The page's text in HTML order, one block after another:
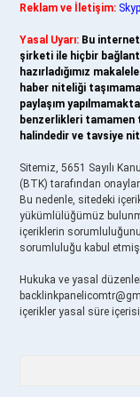
Reklam ve İletişim:
Yasal Uyarı: Bu
şirketi ile hiçbir
hazırladığımız
haber niteliği
paylaşım
benzerlikleri
halindedir ve tavsiye
Sitemiz, 5651 Sayılı
(BTK) tarafından
Bu nedenle, sitedeki
yükümlülüğümüz
içeriklerin
sorumluluğu kabul etmiş
Hukuka ve yasal
içerikler yasal süre